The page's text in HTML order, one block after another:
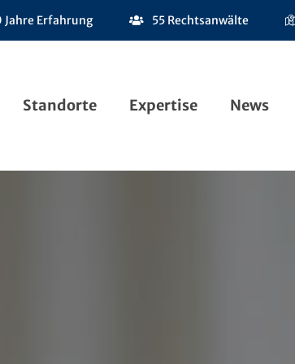
Jahre Erfahrung 55 Rechtsanwälte
Standorte Expertise News